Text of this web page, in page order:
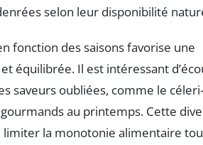
selon leur disponibilité
fonction des saisons favorise une
équilibrée. Il est intéressant
saveurs oubliées, comme le
au printemps. Cette
la monotonie alimentaire